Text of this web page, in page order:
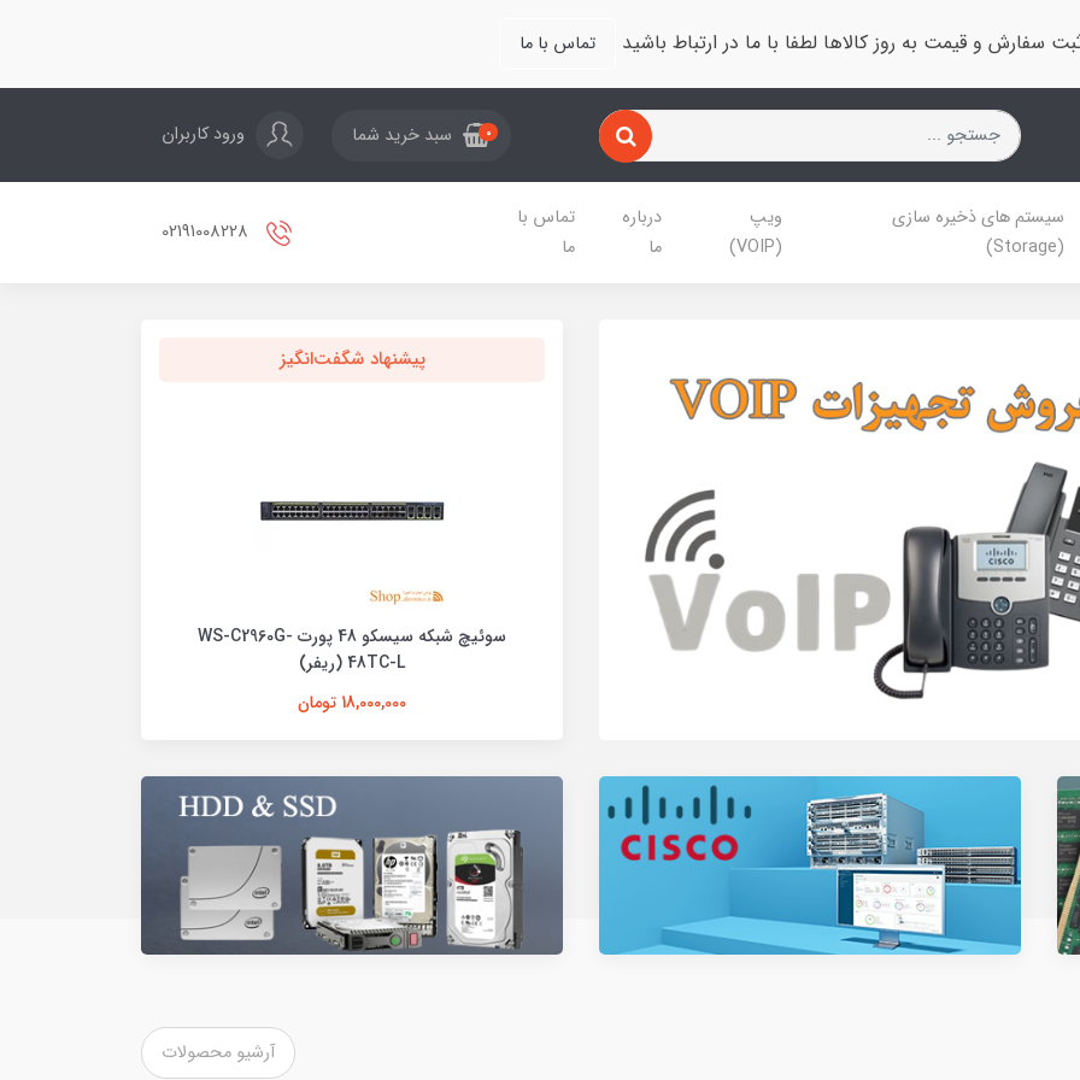
سفارش و قیمت به روز کالاها لطفا با ما در ارتباط باشید تماس با ما
0 سبد خرید شما ورود کاربران
سیستم های ذخیره سازی
(Storage)
ویپ
(VOIP)
درباره
ما
تماس با
ما
پیشنهاد شگفت‌انگیز
سوئیچ شبکه سیسکو 24 پورت WS-C2960G-
سوئیچ شبکه سیسکو 48 پورت WS-C2960G-
48TC-L (ریفر)
18,000,000 تومان
آرشیو محصولات